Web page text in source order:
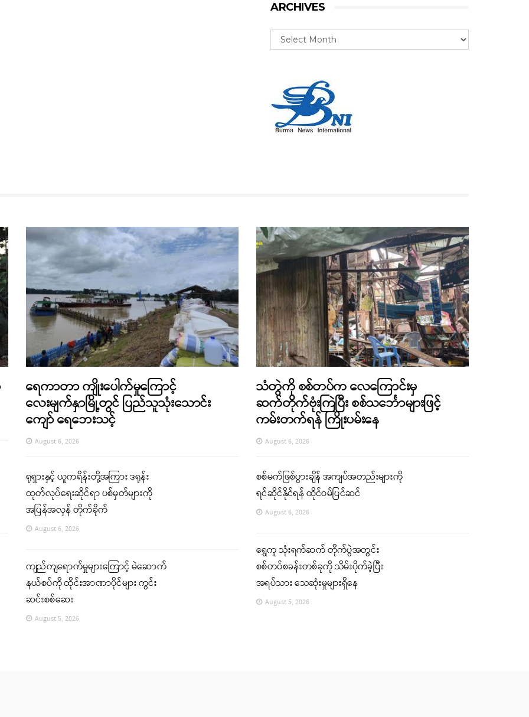
ARCHIVES
ရေကာတာ ကျိုးပေါက်မှုကြောင့်
လေးမျက်နှာမြို့တွင် ပြည်သူသုံးသောင်း
ကျော် ရေဘေးသင့်
August 6, 2026
ရုရှားနှင့် ယူကရိန်းတို့အကြား ဒရုန်း
ထုတ်လုပ်ရေးဆိုင်ရာ ပစ်မှတ်များကို
အပြန်အလှန် တိုက်ခိုက်
August 6, 2026
ကျည်ကျရောက်မှုများကြောင့် မဲဆောက်
နယ်စပ်ကို ထိုင်းအာဏာပိုင်များ ကွင်း
ဆင်းစစ်ဆေး
August 5, 2026
သံတွဲကို စစ်တပ်က လေကြောင်းမှ
ဆက်တိုက်ဗုံးကြဲပြီး စစ်သင်္ဘောများဖြင့်
ကမ်းတက်ရန် ကြိုးပမ်းနေ
August 6, 2026
စစ်မက်ဖြစ်ပွားချိန် အကျပ်အတည်းများကို
ရင်ဆိုင်နိုင်ရန် ထိုင်ဝမ်ပြင်ဆင်
August 6, 2026
ရွှေကူ သုံးရက်ဆက် တိုက်ပွဲအတွင်း
စစ်တပ်စခန်းတစ်ခုကို သိမ်းပိုက်ခဲ့ပြီး
အရပ်သား သေဆုံးမှုများရှိနေ
August 5, 2026